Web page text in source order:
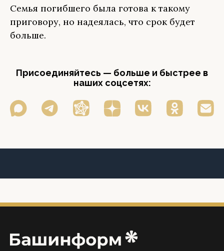
Семья погибшего была готова к такому
приговору, но надеялась, что срок будет
больше.
Присоединяйтесь — больше и быстрее в
наших соцсетях: